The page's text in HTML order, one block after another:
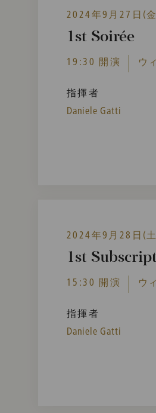
2024年9月27日(
1st Soirée
19:30 開演 ウ
指揮者
Daniele Gatti
2024年9月28日(
1st
15:30 開演 ウ
指揮者
Daniele Gatti